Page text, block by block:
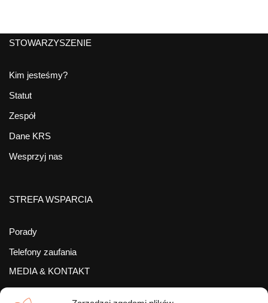
STOWARZYSZENIE
Kim jesteśmy?
Statut
Zespół
Dane KRS
Wesprzyj nas
STREFA WSPARCIA
Porady
Telefony zaufania
MEDIA & KONTAKT